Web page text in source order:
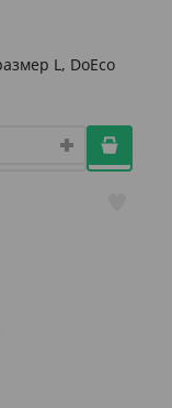
L, DoEco